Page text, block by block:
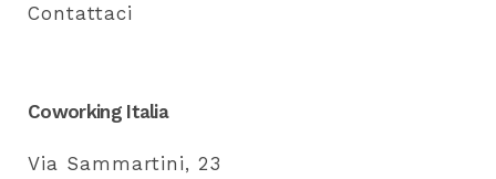
Contattaci
Coworking Italia
Via Sammartini, 23